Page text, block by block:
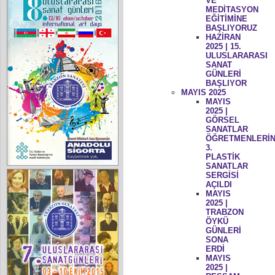
MEDİTASYON
EĞİTİMİNE
BAŞLIYORUZ
HAZİRAN
2025 | 15.
ULUSLARARASI
SANAT
GÜNLERİ
BAŞLIYOR
MAYIS 2025
MAYIS
2025 |
GÖRSEL
SANATLAR
3.
PLASTİK
SANATLAR
SERGİSİ
AÇILDI
MAYIS
2025 |
TRABZON
ÖYKÜ
GÜNLERİ
SONA
ERDİ
MAYIS
2025 |